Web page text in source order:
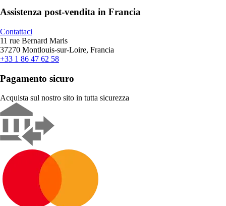
Assistenza post-vendita in Francia
Contattaci
11 rue Bernard Maris
37270 Montlouis-sur-Loire, Francia
+33 1 86 47 62 58
Pagamento sicuro
Acquista sul nostro sito in tutta sicurezza